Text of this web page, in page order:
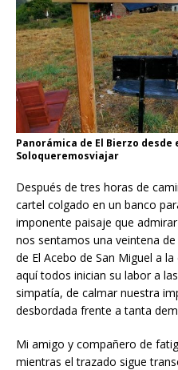
Panorámica de El Bierzo desde
Soloqueremosviajar
Después de tres horas de
cartel colgado en un banco
imponente paisaje que
nos sentamos una veintena
de El Acebo de San Miguel a
aquí todos inician su labor a
simpatía, de calmar nuestra
desbordada frente a tanta
Mi amigo y compañero de
mientras el trazado sigue